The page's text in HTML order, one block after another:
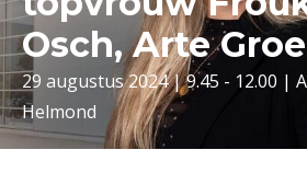
Osch, Arte
29 augustus 2024 | 9.45 - 12.00 |
Helmond